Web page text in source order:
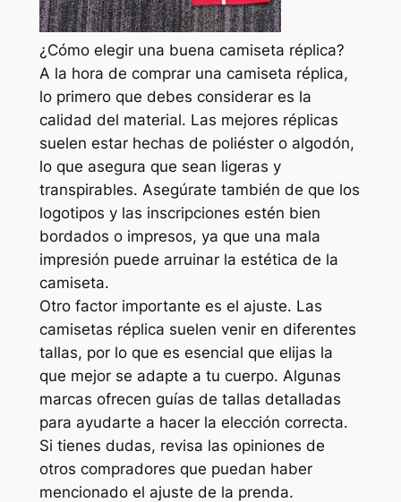
¿Cómo elegir una buena camiseta réplica?
A la hora de comprar una camiseta réplica,
lo primero que debes considerar es la
calidad del material. Las mejores réplicas
suelen estar hechas de poliéster o algodón,
lo que asegura que sean ligeras y
transpirables. Asegúrate también de que los
logotipos y las inscripciones estén bien
bordados o impresos, ya que una mala
impresión puede arruinar la estética de la
camiseta.
Otro factor importante es el ajuste. Las
camisetas réplica suelen venir en diferentes
tallas, por lo que es esencial que elijas la
que mejor se adapte a tu cuerpo. Algunas
marcas ofrecen guías de tallas detalladas
para ayudarte a hacer la elección correcta.
Si tienes dudas, revisa las opiniones de
otros compradores que puedan haber
mencionado el ajuste de la prenda.